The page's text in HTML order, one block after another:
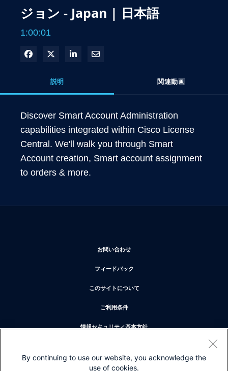
ジョン - Japan | 日本語
1:00:01
Facebook で共有
Xで共有する
LinkedIn で共有
電子メールで共有
説明 関連動画
Discover Smart Account Administration
capabilities integrated within Cisco License
Central. We'll walk you through Smart
Account creation, Smart account assignment
to orders & more.
お問い合わせ新しいウィンドウで開く
フィードバック新しいウィンドウで開く
このサイトについて新しいウィンドウで開く
ご利用条件新しいウィンドウで開く
情報セキュリティ基本方針新しいウィンドウで開く
クッキー新しいウィンドウで開く
By continuing to use our website, you acknowledge the
use of cookies.